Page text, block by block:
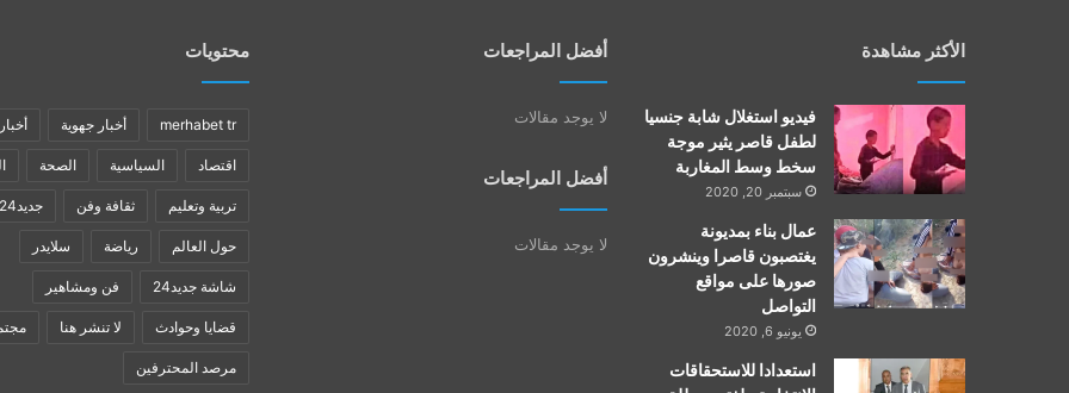
الأكثر مشاهدة
فيديو استغلال شابة جنسيا
لطفل قاصر يثير موجة
سخط وسط المغاربة
سبتمبر 20, 2020
عمال بناء بمديونة
يغتصبون قاصرا وينشرون
صورها على مواقع
التواصل
يونيو 6, 2020
استعدادا للاستحقاقات
أفضل المراجعات
لا يوجد مقالات
أفضل المراجعات
لا يوجد مقالات
محتويات
merhabet tr أخبار جهوية
اقتصاد السياسية الصحة
تربية وتعليم ثقافة وفن جديد24
حول العالم رياضة سلايدر
شاشة جديد24 فن ومشاهير
قضايا وحوادث لا تنشر هنا
مرصد المحترفين